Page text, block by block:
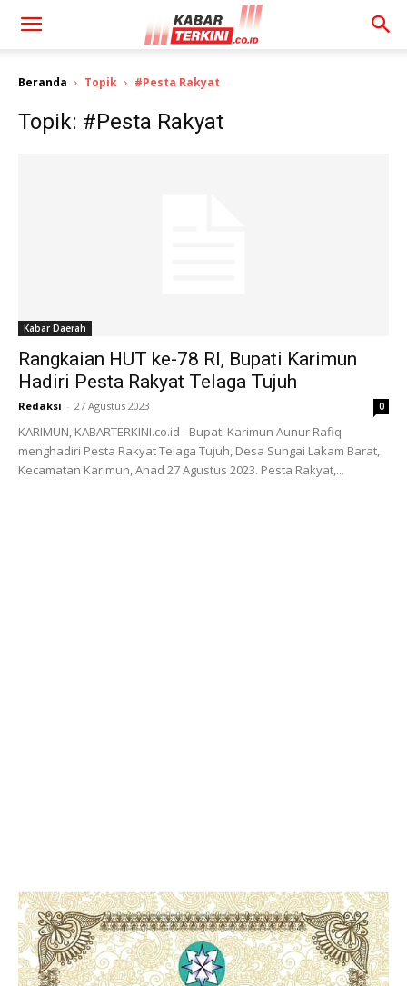
Beranda Topik #Pesta Rakyat
Topik: #Pesta Rakyat
Kabar Daerah
Rangkaian HUT ke-78 RI, Bupati Karimun
Hadiri Pesta Rakyat Telaga Tujuh
Redaksi - 27 Agustus 2023 0
KARIMUN, KABARTERKINI.co.id - Bupati Karimun Aunur Rafiq
menghadiri Pesta Rakyat Telaga Tujuh, Desa Sungai Lakam Barat,
Kecamatan Karimun, Ahad 27 Agustus 2023. Pesta Rakyat,...